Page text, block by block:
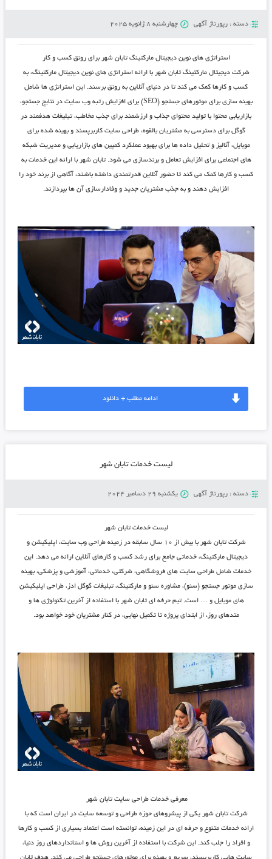
دسته : رپورتاژ آگهی چهارشنبه 8 ژانویه 2025
استراتژی ‌های نوین دیجیتال مارکتینگ تابان شهر برای رونق کسب و کار
شرکت دیجیتال مارکتینگ تابان شهر با ارائه استراتژی ‌های نوین دیجیتال مارکتینگ، به
کسب و کارها کمک می ‌کند تا در دنیای آنلاین به رونق برسند. این استراتژی ‌ها شامل
بهینه‌ سازی برای موتورهای جستجو (SEO) برای افزایش رتبه وب ‌سایت در نتایج جستجو،
بازاریابی محتوا با تولید محتوای جذاب و ارزشمند برای جذب مخاطب، تبلیغات هدفمند در
گوگل برای دسترسی به مشتریان بالقوه، طراحی سایت کاربرپسند و بهینه شده برای
موبایل، آنالیز و تحلیل داده ‌ها برای بهبود عملکرد کمپین‌ های بازاریابی و مدیریت شبکه
‌های اجتماعی برای افزایش تعامل و برندسازی می‌ شود.تابان شهر با ارائه این خدمات به
کسب و کارها کمک می‌ کند تا حضور آنلاین قدرتمندی داشته باشند، آگاهی از برند خود را
افزایش دهند و به جذب مشتریان جدید و وفادارسازی آن‌ ها بپردازند.
ادامه مطلب + دانلود
لیست خدمات تابان شهر
دسته : رپورتاژ آگهی یکشنبه 29 دسامبر 2024
لیست خدمات تابان شهر
شرکت تابان شهر با بیش از ۱۰ سال سابقه در زمینه طراحی وب ‌سایت، اپلیکیشن و
دیجیتال مارکتینگ، خدماتی جامع برای رشد کسب‌ و کارهای آنلاین ارائه می‌ دهد. این
خدمات شامل طراحی سایت ‌های فروشگاهی، شرکتی، خدماتی، آموزشی و پزشکی، بهینه
‌سازی موتور جستجو (سئو)، مشاوره سئو و مارکتینگ، تبلیغات گوگل ادز، طراحی اپلیکیشن‌
های موبایل و … است. تیم حرفه‌ ای تابان شهر با استفاده از آخرین تکنولوژی ‌ها و
متدهای روز، از ابتدای پروژه تا تکمیل نهایی، در کنار مشتریان خود خواهد بود.
معرفی خدمات طراحی سایت تابان شهر
شرکت تابان شهر یکی از پیشروهای حوزه طراحی و توسعه ‌سایت در ایران است که با
ارائه خدمات متنوع و حرفه‌ ای در این زمینه، توانسته است اعتماد بسیاری از کسب ‌و کارها
و افراد را جلب کند. این شرکت با استفاده از آخرین روش ها و استانداردهای روز دنیا،